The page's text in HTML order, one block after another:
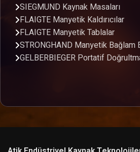
SIEGMUND Kaynak Masaları
FLAIGTE Manyetik Kaldırıcılar
FLAIGTE Manyetik Tablalar
STRONGHAND Manyetik Bağlam
GELBERBIEGER Portatif